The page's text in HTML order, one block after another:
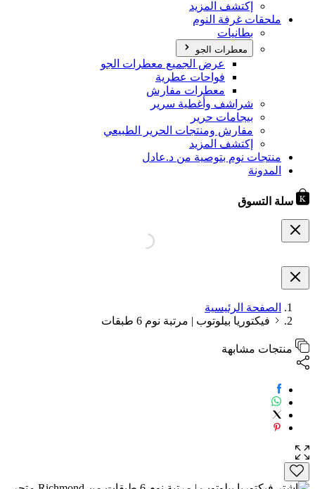
إكتشف المزيد
ملحقات غرفة النوم
بطانيات
معطرات الجو
عرض الجميع معطرات الجو
فواحات عطرية
معطرات مفارش
شراشف وأغطية سرير
بيجامات حرير
مفارش ومنتجات الحرير الطبيعي
إكتشف المزيد
منتجات نوم بتوصية من د.عادل
المدونة
سلة التسوق
الصفحة الرئيسية
فيكتوريا بيلوتوب | مرتبة نوم 6 طبقات
منتجات مشابهة